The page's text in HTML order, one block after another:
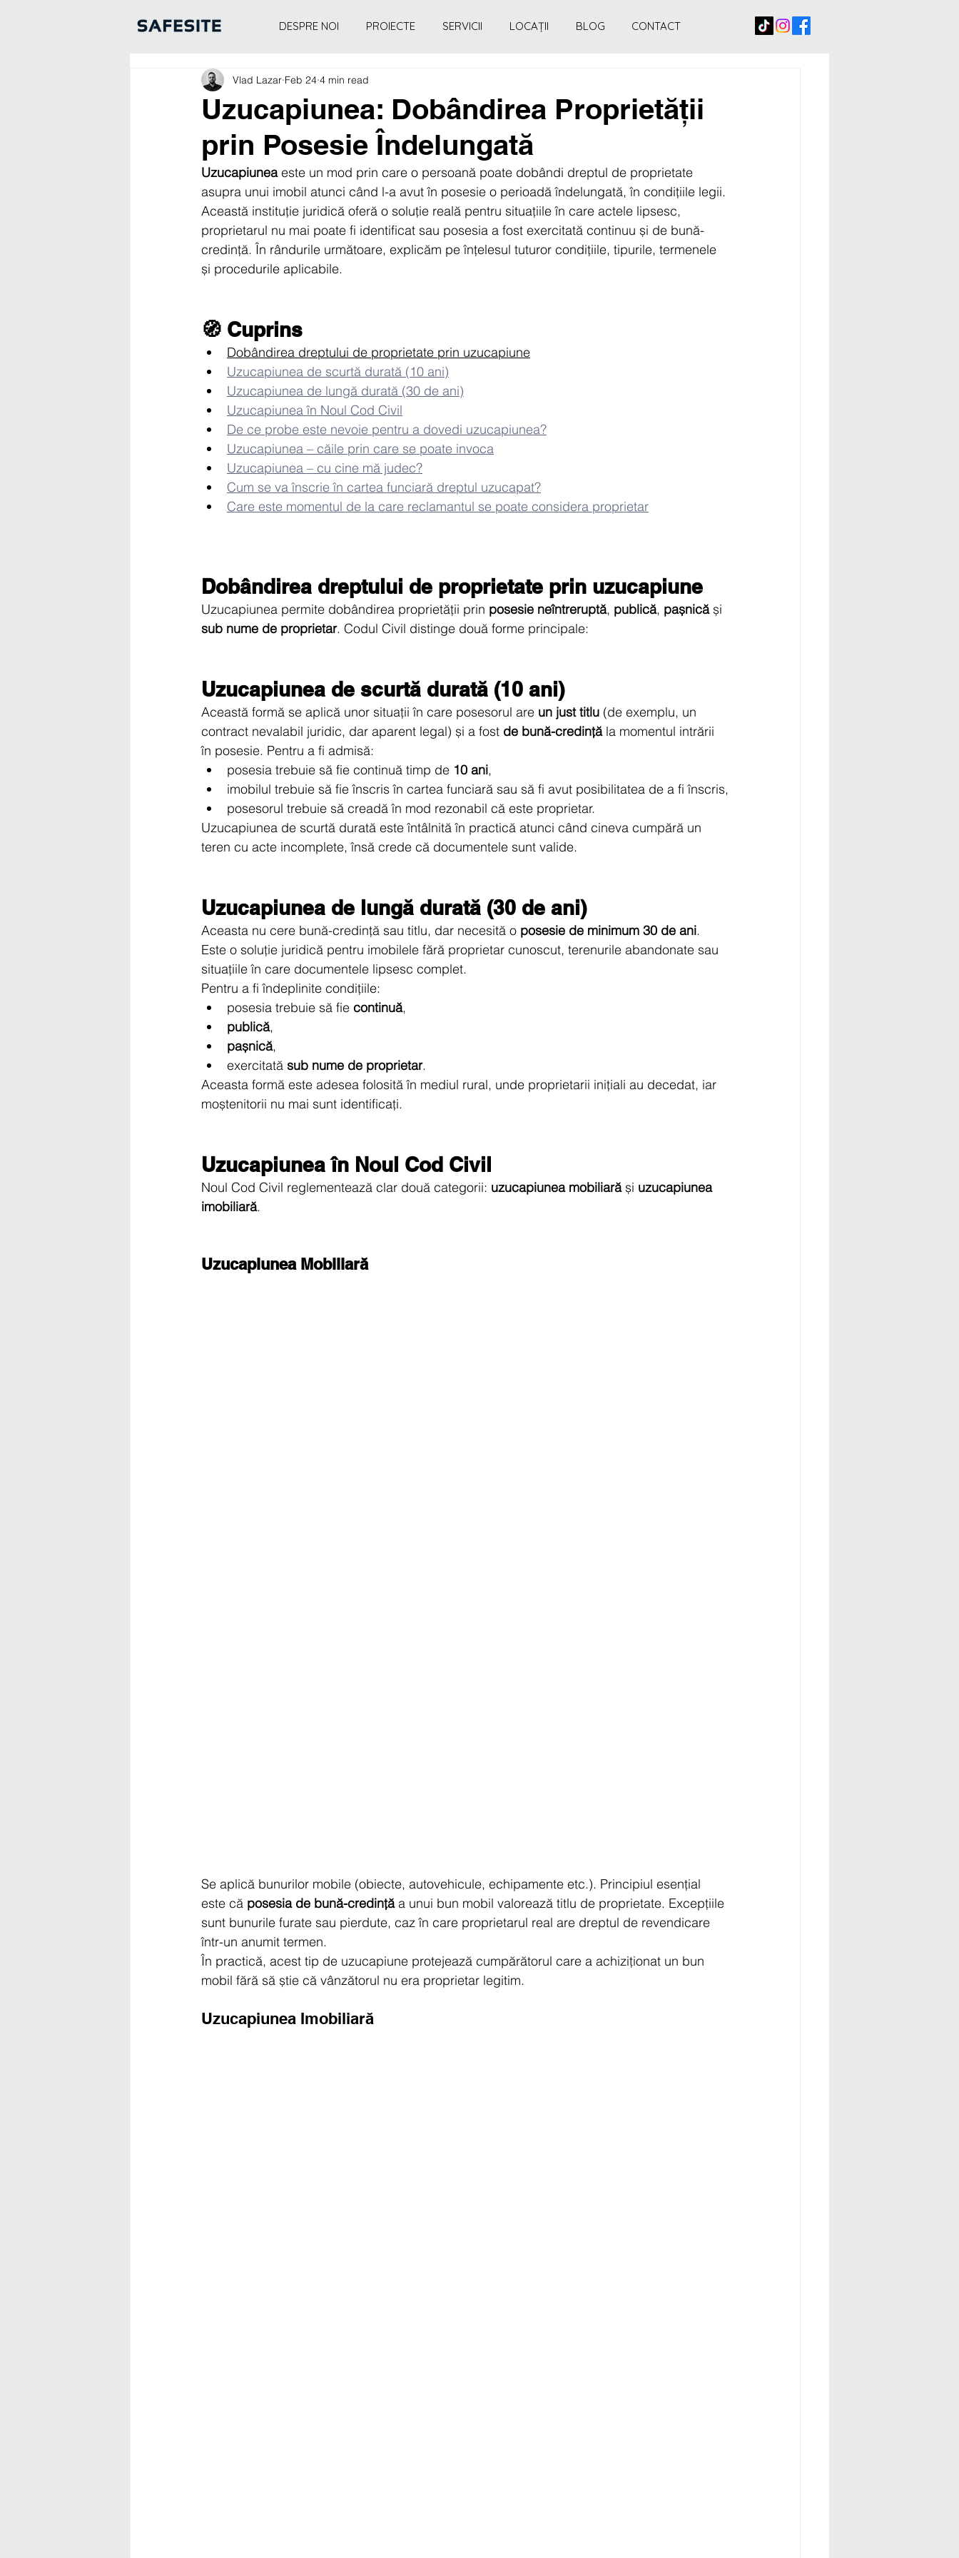
DESPRE NOI PROIECTE SERVICII LOCAȚII BLOG CONTACT
Uzucapiunea: Dobândirea Proprietății
prin Posesie Îndelungată
Vlad Lazar Feb 24 4 min read
Uzucapiunea este un mod prin care o persoană poate dobândi dreptul de proprietate
asupra unui imobil atunci când l-a avut în posesie o perioadă îndelungată, în condițiile legii.
Această instituție juridică oferă o soluție reală pentru situațiile în care actele lipsesc,
proprietarul nu mai poate fi identificat sau posesia a fost exercitată continuu și de bună-
credință. În rândurile următoare, explicăm pe înțelesul tuturor condițiile, tipurile, termenele
și procedurile aplicabile.
🧭 Cuprins
Dobândirea dreptului de proprietate prin uzucapiune
Uzucapiunea de scurtă durată (10 ani)
Uzucapiunea de lungă durată (30 de ani)
Uzucapiunea în Noul Cod Civil
De ce probe este nevoie pentru a dovedi uzucapiunea?
Uzucapiunea – căile prin care se poate invoca
Uzucapiunea – cu cine mă judec?
Cum se va înscrie în cartea funciară dreptul uzucapat?
Care este momentul de la care reclamantul se poate considera proprietar
Dobândirea dreptului de proprietate prin uzucapiune
Uzucapiunea permite dobândirea proprietății prin posesie neîntreruptă, publică, pașnică și
sub nume de proprietar. Codul Civil distinge două forme principale:
Uzucapiunea de scurtă durată (10 ani)
Această formă se aplică unor situații în care posesorul are un just titlu (de exemplu, un
contract nevalabil juridic, dar aparent legal) și a fost de bună-credință la momentul intrării
în posesie. Pentru a fi admisă:
posesia trebuie să fie continuă timp de 10 ani,
imobilul trebuie să fie înscris în cartea funciară sau să fi avut posibilitatea de a fi înscris,
posesorul trebuie să creadă în mod rezonabil că este proprietar.
Uzucapiunea de scurtă durată este întâlnită în practică atunci când cineva cumpără un
teren cu acte incomplete, însă crede că documentele sunt valide.
Uzucapiunea de lungă durată (30 de ani)
Aceasta nu cere bună-credință sau titlu, dar necesită o posesie de minimum 30 de ani.
Este o soluție juridică pentru imobilele fără proprietar cunoscut, terenurile abandonate sau
situațiile în care documentele lipsesc complet.
Pentru a fi îndeplinite condițiile:
posesia trebuie să fie continuă,
publică,
pașnică,
exercitată sub nume de proprietar.
Aceasta formă este adesea folosită în mediul rural, unde proprietarii inițiali au decedat, iar
moștenitorii nu mai sunt identificați.
Uzucapiunea în Noul Cod Civil
Noul Cod Civil reglementează clar două categorii: uzucapiunea mobiliară și uzucapiunea
imobiliară.
Uzucapiunea Mobiliară
Se aplică bunurilor mobile (obiecte, autovehicule, echipamente etc.). Principiul esențial
este că posesia de bună-credință a unui bun mobil valorează titlu de proprietate. Excepțiile
sunt bunurile furate sau pierdute, caz în care proprietarul real are dreptul de revendicare
într-un anumit termen.
În practică, acest tip de uzucapiune protejează cumpărătorul care a achiziționat un bun
mobil fără să știe că vânzătorul nu era proprietar legitim.
Uzucapiunea Imobiliară